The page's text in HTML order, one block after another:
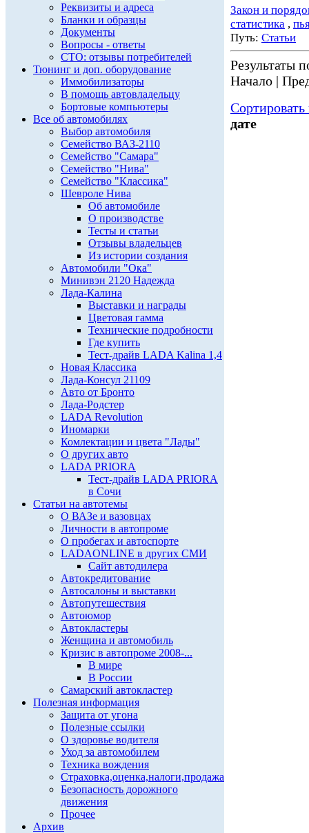
Реквизиты и адреса
Бланки и образцы
Документы
Вопросы - ответы
СТО: отзывы потребителей
Тюнинг и доп. оборудование
Иммобилизаторы
В помощь автовладельцу
Бортовые компьютеры
Все об автомобилях
Выбор автомобиля
Семейство ВАЗ-2110
Семейство "Самара"
Семейство "Нива"
Семейство "Классика"
Шевроле Нива
Об автомобиле
О производстве
Тесты и статьи
Отзывы владельцев
Из истории создания
Автомобили "Ока"
Минивэн 2120 Надежда
Лада-Калина
Выставки и награды
Цветовая гамма
Технические подробности
Где купить
Тест-драйв LADA Kalina 1,4
Новая Классика
Лада-Консул 21109
Авто от Бронто
Лада-Родстер
LADA Revolution
Иномарки
Комлектации и цвета "Лады"
О других авто
LADA PRIORA
Тест-драйв LADA PRIORA
в Сочи
Статьи на автотемы
О ВАЗе и вазовцах
Личности в автопроме
О пробегах и автоспорте
LADAONLINE в других СМИ
Сайт автодилера
Автокредитование
Автосалоны и выставки
Автопутешествия
Автоюмор
Автокластеры
Женщина и автомобиль
Кризис в автопроме 2008-...
В мире
В России
Самарский автокластер
Полезная информация
Защита от угона
Полезные ссылки
О здоровье водителя
Уход за автомобилем
Техника вождения
Страховка,оценка,налоги,продажа
Безопасность дорожного
движения
Прочее
Архив
Закон и
статистика ,
Путь: Статьи
Результаты
Начало |
дате